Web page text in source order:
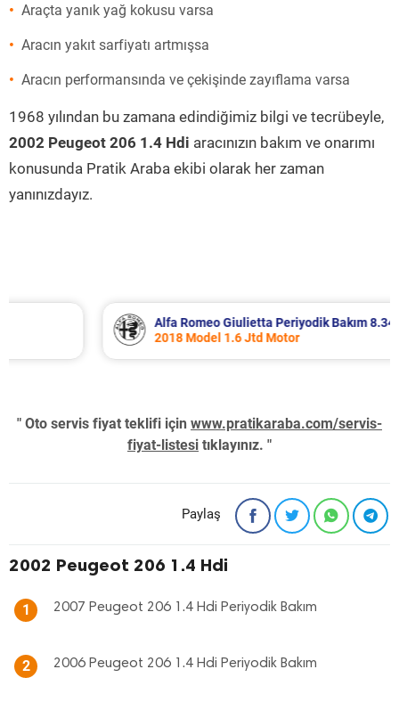
Araçta yanık yağ kokusu varsa
Aracın yakıt sarfiyatı artmışsa
Aracın performansında ve çekişinde zayıflama varsa
1968 yılından bu zamana edindiğimiz bilgi ve tecrübeyle,
2002 Peugeot 206 1.4 Hdi aracınızın bakım ve onarımı
konusunda Pratik Araba ekibi olarak her zaman
yanınızdayız.
Alfa Romeo Giulietta Periyodik Bakım 8.340 TL
2018 Model 1.6 Jtd Motor
" Oto servis fiyat teklifi için www.pratikaraba.com/servis-
fiyat-listesi tıklayınız. "
Paylaş
2002 Peugeot 206 1.4 Hdi
1 2007 Peugeot 206 1.4 Hdi Periyodik Bakım
2 2006 Peugeot 206 1.4 Hdi Periyodik Bakım